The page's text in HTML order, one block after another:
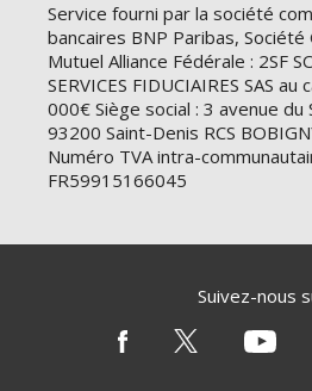
Service fourni par la société
bancaires BNP Paribas,
Mutuel Alliance Fédérale : 2SF
SERVICES FIDUCIAIRES SAS
000€ Siège social : 3 avenue du
93200 Saint-Denis RCS
Numéro TVA intra-
FR59915166045
Suivez-nous